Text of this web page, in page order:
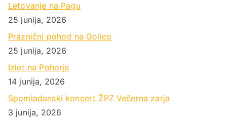
Letovanje na Pagu
25 junija, 2026
Praznični pohod na Golico
25 junija, 2026
Izlet na Pohorje
14 junija, 2026
Spomladanski koncert ŽPZ Večerna zarja
3 junija, 2026